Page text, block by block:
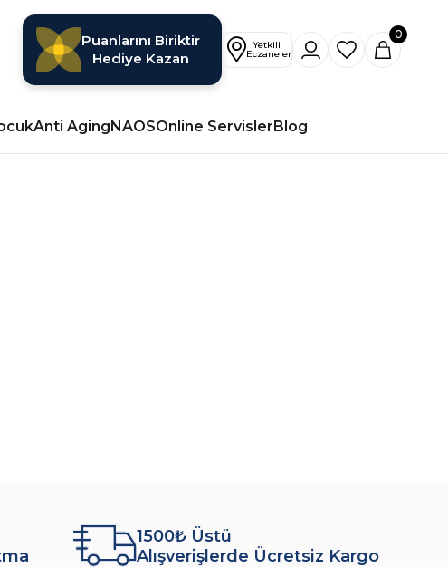
Puanlarını Biriktir
Hediye Kazan
0
Anti AgingNAOSOnline ServislerBlog
1500₺ Üstü
Alışverişlerde Ücretsiz Kargo